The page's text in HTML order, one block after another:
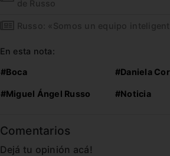
de Russo
Russo: «Somos un equipo
En esta nota:
#Boca #Daniela
#Miguel Ángel Russo #Noticia
Comentarios
Dejá tu opinión acá!